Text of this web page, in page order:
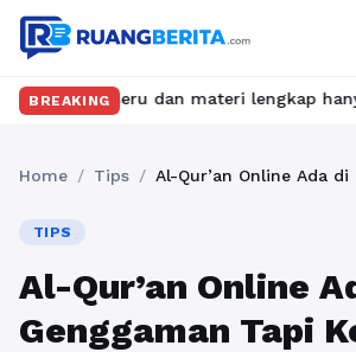
BREAKING
dan materi lengkap hanya di
Home / Tips /
TIPS
Al-Qur’an Online
Genggaman Tapi